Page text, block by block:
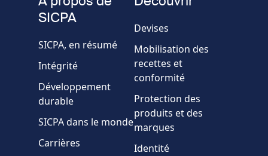
Société/Organisation
Pays
Message
SICPA
SICPA, en résumé
Intégrité
Développement
durable
SICPA dans le monde
Carrières
Devises
Mobilisation des
recettes et
conformité
Protection des
produits et des
marques
Identité